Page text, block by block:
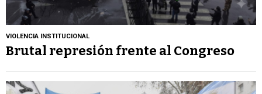
VIOLENCIA INSTITUCIONAL
Brutal represión frente al Congreso